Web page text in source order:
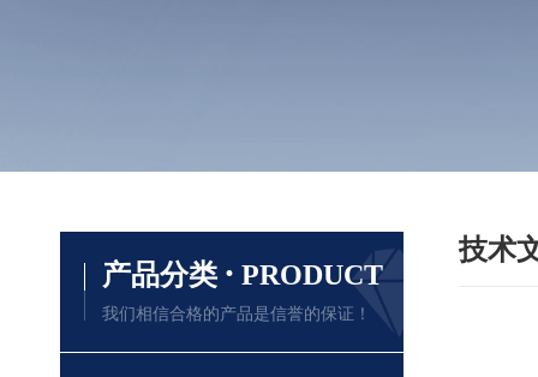
产品分类 · PRODUCT
我们相信合格的产品是信誉的保证！
技术